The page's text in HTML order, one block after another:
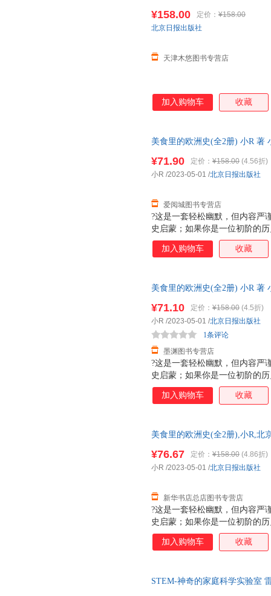
¥158.00 定价： ¥158.00
天津木悠图书专营店
北京日报出版社
加入购物车 收藏
美食里的欧洲史(全2册) 小R 著
?这是一套轻松幽默，但内容严
史启蒙；如果你是一位初阶的
了解跌宕起伏的欧洲历史，收
明治、巧克力和曲奇饼等14种
刻记忆，为后续进行系统化的
子觉得历史枯燥乏味的刻板印
理解的小块信息搭配全景漫画
起来轻松无压力，根本
¥71.90 定价： ¥158.00 (4.56折)
爱阅城图书专营店
小R /2023-05-01 /北京日报出版社
加入购物车 收藏
美食里的欧洲史(全2册) 小R 著
?这是一套轻松幽默，但内容严
史启蒙；如果你是一位初阶的
了解跌宕起伏的欧洲历史，收
明治、巧克力和曲奇饼等14种
刻记忆，为后续进行系统化的
子觉得历史枯燥乏味的刻板印
理解的小块信息搭配全景漫画
¥71.10 定价： ¥158.00 (4.5折)
墨渊图书专营店
1条评论
小R /2023-05-01 /北京日报出版社
加入购物车 收藏
美食里的欧洲史(全2册),小R,北
13284178503
?这是一套轻松幽默，但内容严
史启蒙；如果你是一位初阶的
了解跌宕起伏的欧洲历史，收
明治、巧克力和曲奇饼等14种
刻记忆，为后续进行系统化的
¥76.67 定价： ¥158.00 (4.86折)
新华书店总店图书专营店
小R /2023-05-01 /北京日报出版社
加入购物车 收藏
STEM-神奇的家庭科学实验室